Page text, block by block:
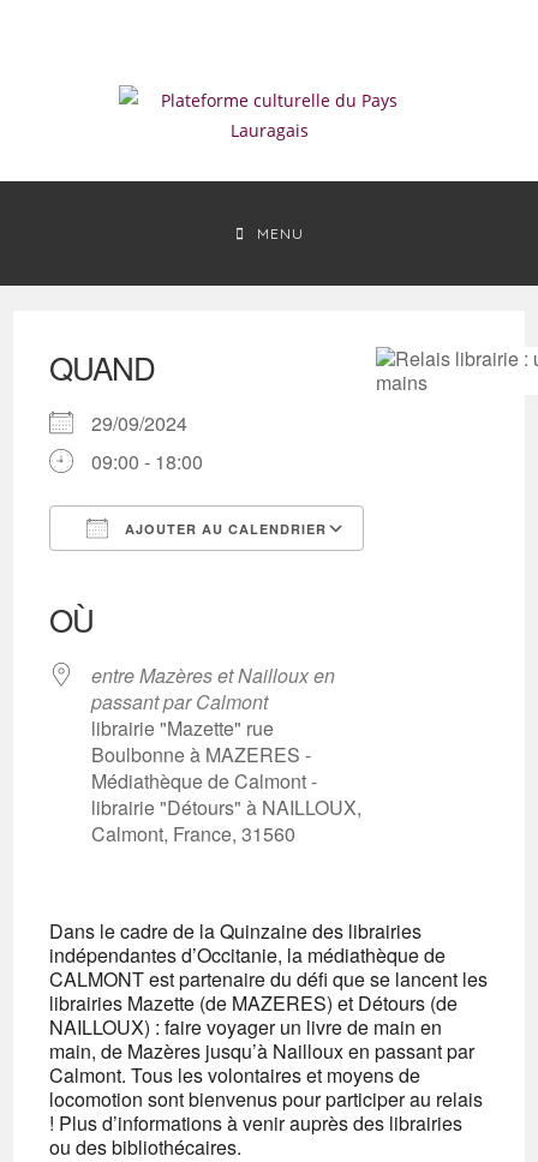
MENU
QUAND
29/09/2024
09:00 - 18:00
AJOUTER AU CALENDRIER
OÙ
entre Mazères et Nailloux en
passant par Calmont
librairie "Mazette" rue
Boulbonne à MAZERES -
Médiathèque de Calmont -
librairie "Détours" à NAILLOUX,
Calmont, France, 31560
Dans le cadre de la Quinzaine des librairies
indépendantes d’Occitanie, la médiathèque de
CALMONT est partenaire du défi que se lancent les
librairies Mazette (de MAZERES) et Détours (de
NAILLOUX) : faire voyager un livre de main en
main, de Mazères jusqu’à Nailloux en passant par
Calmont. Tous les volontaires et moyens de
locomotion sont bienvenus pour participer au relais
! Plus d’informations à venir auprès des librairies
ou des bibliothécaires.